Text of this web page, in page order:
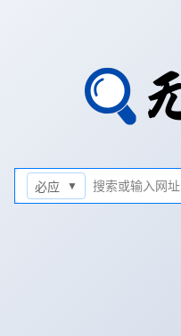
必应 ▼ 搜索或输入网址